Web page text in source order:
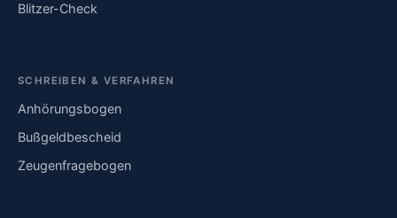
Blitzer-Check
SCHREIBEN & VERFAHREN
Anhörungsbogen
Bußgeldbescheid
Zeugenfragebogen